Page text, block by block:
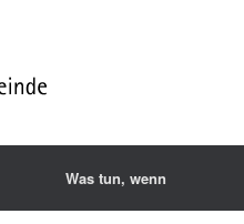
Was tun, wenn